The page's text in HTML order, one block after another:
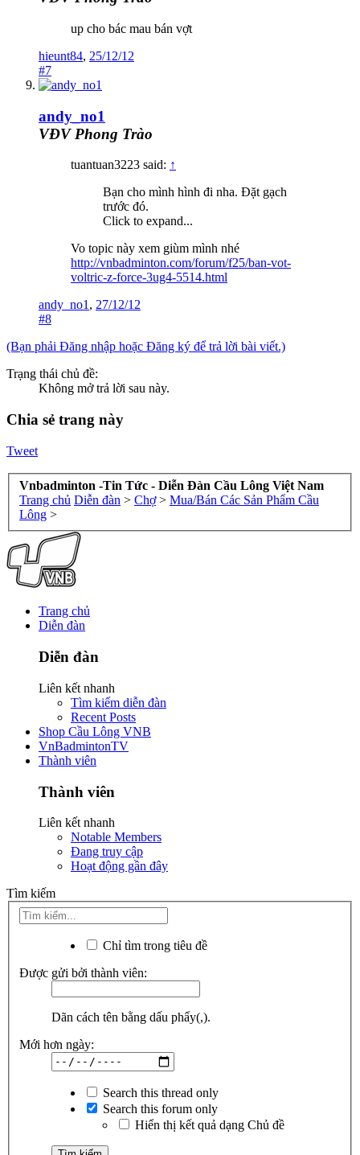
up cho bác mau bán vợt
hieunt84, 25/12/12
#7
andy_no1
VĐV Phong Trào
tuantuan3223 said: ↑
Bạn cho mình hình đi nha. Đặt gạch
trước đó.
Click to expand...
Vo topic này xem giùm mình nhé
http://vnbadminton.com/forum/f25/ban-vot-
voltric-z-force-3ug4-5514.html
andy_no1 , 27/12/12
#8
(Bạn phải Đăng nhập hoặc Đăng ký để trả lời bài viết.)
Trạng thái chủ đề:
Không mở trả lời sau này.
Chia sẻ trang này
Tweet
Vnbadminton -Tin Tức - Diễn Đàn Cầu Lông Việt Nam
Trang chủ Diễn đàn > Chợ > Mua/Bán Các Sản Phẩm Cầu
Lông >
Trang chủ
Diễn đàn
Diễn đàn
Liên kết nhanh
Tìm kiếm diễn đàn
Recent Posts
Shop Cầu Lông VNB
VnBadmintonTV
Thành viên
Thành viên
Liên kết nhanh
Notable Members
Đang truy cập
Hoạt động gần đây
Tìm kiếm
Chỉ tìm trong tiêu đề
Được gửi bởi thành viên:
Dãn cách tên bằng dấu phẩy(,).
Mới hơn ngày:
Search this thread only
Search this forum only
Hiển thị kết quả dạng Chủ đề